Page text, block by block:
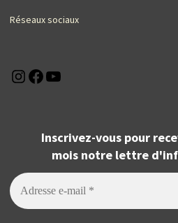
Réseaux sociaux
Instagram
Facebook
Inscrivez-vous pour
mois notre lettre